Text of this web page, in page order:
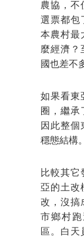
農協，不
選票都包
本農村最
麼經濟？
國也差不
如果看東
圈，繼承
因此整個
穩態結構。
比較其它
亞的土改
改，沒搞
市鄉村
區。白天